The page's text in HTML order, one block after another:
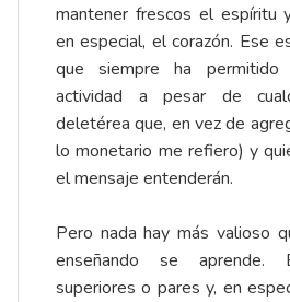
mantener frescos el espíritu
en especial, el corazón. Ese
que siempre ha permitido
actividad a pesar de
deletérea que, en vez de
lo monetario me refiero) y
el mensaje entenderán.
Pero nada hay más valioso
enseñando se aprende.
superiores o pares y, en